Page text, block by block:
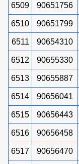
6509 90651756
6510 90651799
6511 90654310
6512 90655330
6513 90655887
6514 90656041
6515 90656443
6516 90656458
6517 90656470